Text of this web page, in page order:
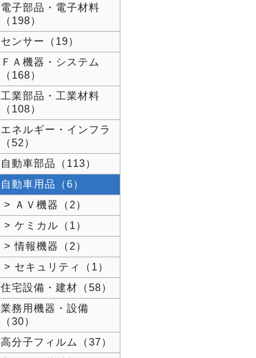
電子部品・電子材料
（198）
センサー（19）
ＦＡ機器・システム
（168）
工業部品・工業材料
（108）
エネルギー・インフラ
（52）
自動車部品（113）
自動車用品（6）
> ＡＶ機器（2）
> ケミカル（1）
> 情報機器（2）
> セキュリティ（1）
住宅設備・建材（58）
業務用機器・設備
（30）
高分子フィルム（37）